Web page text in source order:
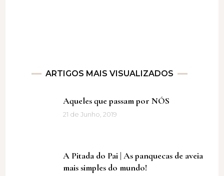
ARTIGOS MAIS VISUALIZADOS
Aqueles que passam por NÓS
21 de Junho, 2019
A Pitada do Pai | As panquecas de aveia
mais simples do mundo!